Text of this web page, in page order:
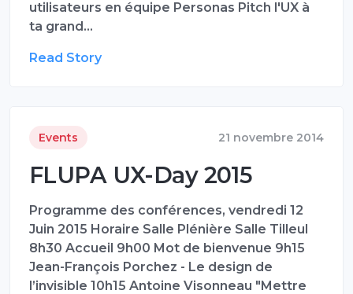
utilisateurs en équipe Personas Pitch l'UX à
ta grand…
Read Story
Events 21 novembre 2014
FLUPA UX-Day 2015
Programme des conférences, vendredi 12
Juin 2015 Horaire Salle Plénière Salle Tilleul
8h30 Accueil 9h00 Mot de bienvenue 9h15
Jean-François Porchez - Le design de
l’invisible 10h15 Antoine Visonneau "Mettre